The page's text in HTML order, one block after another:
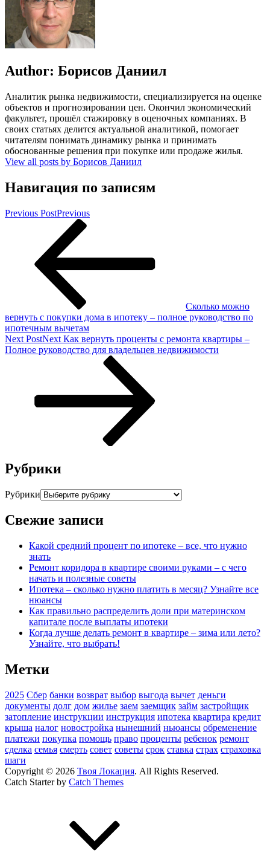
Author: Борисов Даниил
Аналитик рынка недвижимости, специализируется на оценке
объектов и прогнозировании цен. Окончил экономический
факультет, прошёл стажировку в оценочных компаниях. В
своих статьях делится актуальной аналитикой, помогает
читателям понимать динамику рынка и принимать
обоснованные решения при покупке или продаже жилья.
View all posts by Борисов Даниил
Навигация по записям
Previous PostPrevious
Сколько можно
вернуть с покупки дома в ипотеку – полное руководство по
ипотечным вычетам
Next PostNext Как вернуть проценты с ремонта квартиры –
Полное руководство для владельцев недвижимости
Рубрики
Рубрики
Свежие записи
Какой средний процент по ипотеке – все, что нужно
знать
Ремонт коридора в квартире своими руками – с чего
начать и полезные советы
Ипотека – сколько нужно платить в месяц? Узнайте все
нюансы
Как правильно распределить доли при материнском
капитале после выплаты ипотеки
Когда лучше делать ремонт в квартире – зима или лето?
Узнайте, что выбрать!
Метки
2025 Сбер банки возврат выбор выгода вычет деньги
документы долг дом жилье заем заемщик займ застройщик
затопление инструкции инструкция ипотека квартира кредит
крыша налог новостройка нынешний ньюансы обременение
платежи покупка помощь право проценты ребенок ремонт
сделка семья смерть совет советы срок ставка страх страховка
шаги
Copyright © 2026 Твоя Локация. All Rights Reserved.
Catch Starter by Catch Themes